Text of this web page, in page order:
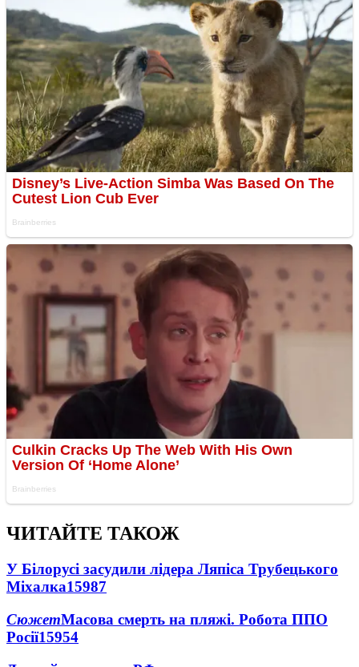
ЧИТАЙТЕ ТАКОЖ
У Білорусі засудили лідера Ляпіса Трубецького
Міхалка15987
СюжетМасова смерть на пляжі. Робота ППО
Росії15954